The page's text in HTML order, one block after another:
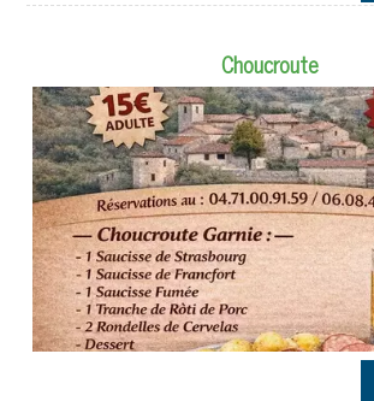
Choucroute